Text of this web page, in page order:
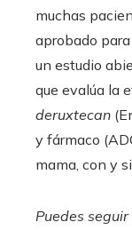
muchas
aprobado
un estudio
que evalúa la
deruxtecan
y fármaco
mama, con y
Puedes seguir